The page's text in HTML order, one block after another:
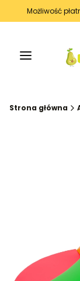
Możliwość
Menu
Strona główna